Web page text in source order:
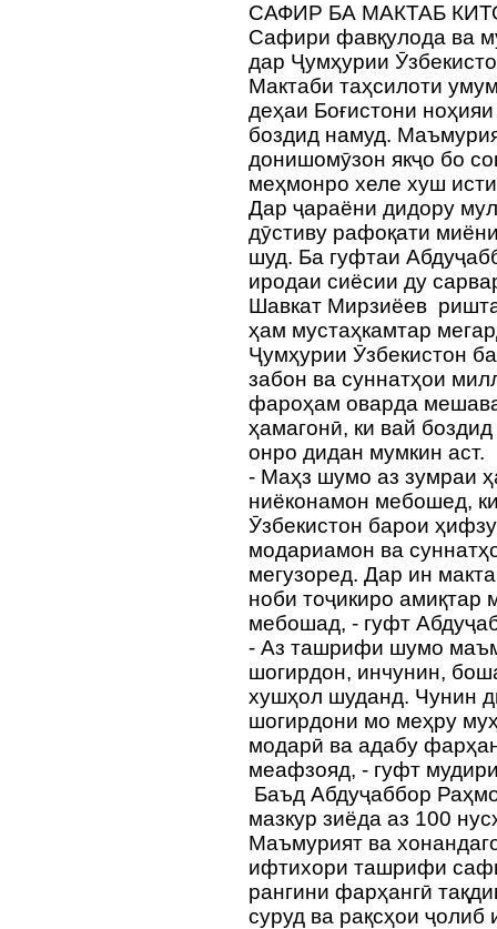
САФИР БА МАКТАБ
Сафири фавқулода ва
дар Ҷумҳурии
Мактаби таҳсилоти
деҳаи Боғистони
боздид намуд.
донишомӯзон якҷо бо
меҳмонро хеле хуш
Дар ҷараёни дидору
дӯстиву рафоқати
шуд. Ба гуфтаи
иродаи сиёсии ду
Шавкат Мирзиёев
ҳам мустаҳкамтар
Ҷумҳурии Ӯзбекистон
забон ва суннатҳои
фароҳам оварда
ҳамагонӣ, ки вай
онро дидан мумкин аст.
- Маҳз шумо аз зумраи
ниёконамон мебошед,
Ӯзбекистон барои
модариамон ва
мегузоред. Дар ин
ноби тоҷикиро амиқтар
мебошад, - гуфт
- Аз ташрифи шумо
шогирдон, инчунин,
хушҳол шуданд. Чунин
шогирдони мо меҳру
модарӣ ва адабу
меафзояд, - гуфт
Баъд Абдуҷаббор
мазкур зиёда аз 100
Маъмурият ва
ифтихори ташрифи
рангини фарҳангӣ
суруд ва рақсҳои ҷолиб